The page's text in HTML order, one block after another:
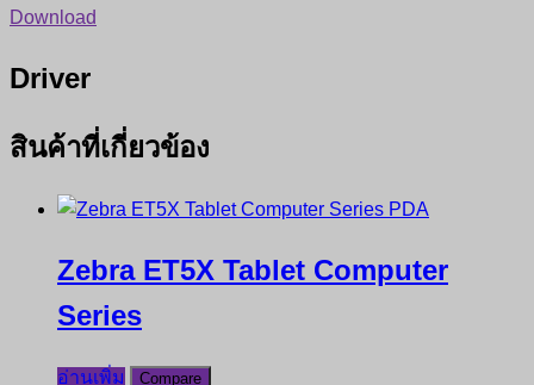
Download
Driver
สินค้าที่เกี่ยวข้อง
Zebra ET5X Tablet Computer
Series
อ่านเพิ่ม Compare